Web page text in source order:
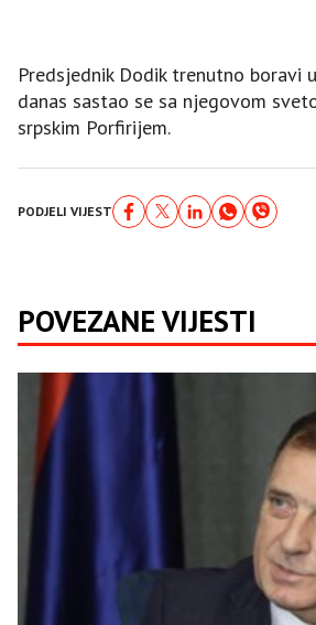
Predsjednik Dodik trenutno boravi
danas sastao se sa njegovom
srpskim Porfirijem.
PODJELI VIJEST
POVEZANE VIJESTI